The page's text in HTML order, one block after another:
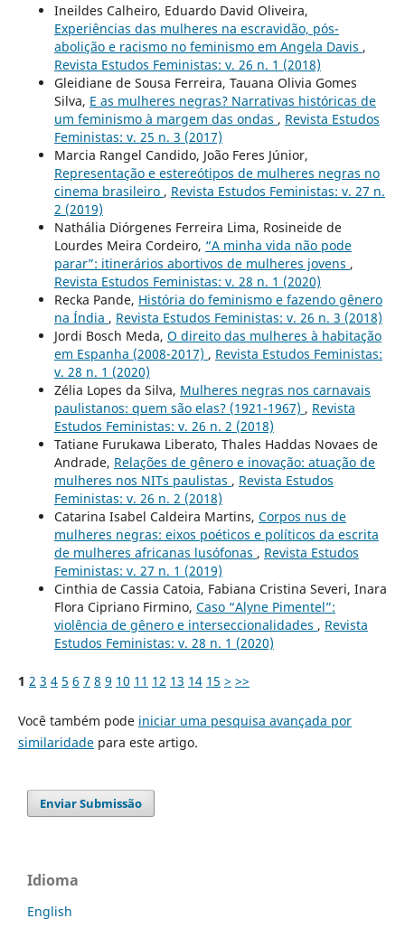
Ineildes Calheiro, Eduardo David Oliveira,
Experiências das mulheres na escravidão, pós-
abolição e racismo no feminismo em Angela Davis ,
Revista Estudos Feministas: v. 26 n. 1 (2018)
Gleidiane de Sousa Ferreira, Tauana Olivia Gomes
Silva, E as mulheres negras? Narrativas históricas de
um feminismo à margem das ondas , Revista Estudos
Feministas: v. 25 n. 3 (2017)
Marcia Rangel Candido, João Feres Júnior,
Representação e estereótipos de mulheres negras no
cinema brasileiro , Revista Estudos Feministas: v. 27 n.
2 (2019)
Nathália Diórgenes Ferreira Lima, Rosineide de
Lourdes Meira Cordeiro, “A minha vida não pode
parar”: itinerários abortivos de mulheres jovens ,
Revista Estudos Feministas: v. 28 n. 1 (2020)
Recka Pande, História do feminismo e fazendo gênero
na Índia , Revista Estudos Feministas: v. 26 n. 3 (2018)
Jordi Bosch Meda, O direito das mulheres à habitação
em Espanha (2008-2017) , Revista Estudos Feministas:
v. 28 n. 1 (2020)
Zélia Lopes da Silva, Mulheres negras nos carnavais
paulistanos: quem são elas? (1921-1967) , Revista
Estudos Feministas: v. 26 n. 2 (2018)
Tatiane Furukawa Liberato, Thales Haddas Novaes de
Andrade, Relações de gênero e inovação: atuação de
mulheres nos NITs paulistas , Revista Estudos
Feministas: v. 26 n. 2 (2018)
Catarina Isabel Caldeira Martins, Corpos nus de
mulheres negras: eixos poéticos e políticos da escrita
de mulheres africanas lusófonas , Revista Estudos
Feministas: v. 27 n. 1 (2019)
Cinthia de Cassia Catoia, Fabiana Cristina Severi, Inara
Flora Cipriano Firmino, Caso “Alyne Pimentel”:
violência de gênero e interseccionalidades , Revista
Estudos Feministas: v. 28 n. 1 (2020)
1 2 3 4 5 6 7 8 9 10 11 12 13 14 15 > >>
Você também pode iniciar uma pesquisa avançada por
similaridadepara este artigo.
Enviar Submissão
Idioma
English